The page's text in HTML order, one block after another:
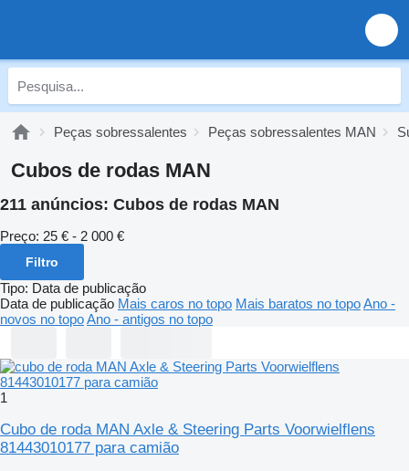
Peças sobressalentes Peças sobressalentes MAN
Cubos de rodas MAN
211 anúncios: Cubos de rodas MAN
Preço: 25 € - 2 000 €
Filtro
Tipo: Data de publicação
Data de publicação Mais caros no topo Mais baratos no topoAno -
novos no topoAno - antigos no topo
1
Cubo de roda MAN Axle & Steering Parts Voorwielflens
81443010177 para camião